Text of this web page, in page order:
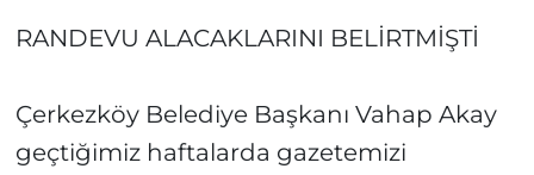
RANDEVU ALACAKLARINI BELİRTMİŞTİ
Çerkezköy Belediye Başkanı Vahap Akay
geçtiğimiz haftalarda gazetemizi